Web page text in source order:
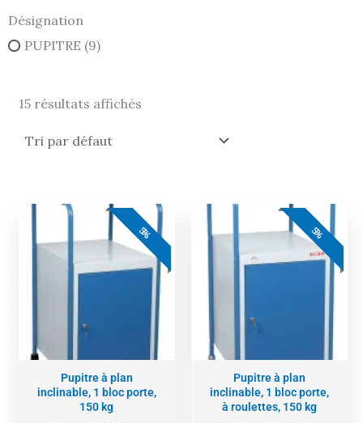
Désignation
PUPITRE (9)
15 résultats affichés
5%
Pupitre à plan
inclinable, 1 bloc porte,
150 kg
prix
initial
était :
599,00 €.
actuel
5%
Pupitre à plan
inclinable, 1 bloc porte,
à roulettes, 150 kg
prix
initial
était :
599,00 €.
prix
est :